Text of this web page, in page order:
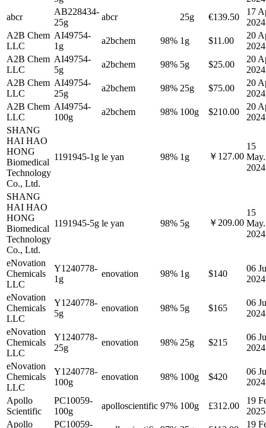
abcr
AB228434-
25g
abcr 25g €139.50
17
2024
A2B Chem
LLC
AI49754-
1g
a2bchem 98% 1g $11.00
20
2024
A2B Chem
LLC
AI49754-
5g
a2bchem 98% 5g $25.00
20
2024
A2B Chem
LLC
AI49754-
25g
a2bchem 98% 25g $75.00
20
2024
A2B Chem
LLC
AI49754-
100g
a2bchem 98% 100g $210.00
20
2024
SHANG
HAI HAO
HONG
Biomedical
Technology
Co., Ltd.
1191945-1g le yan 98% 1g ￥127.00
15
May.
2024
SHANG
HAI HAO
HONG
Biomedical
Technology
Co., Ltd.
1191945-5g le yan 98% 5g ￥209.00
15
May.
2024
eNovation
Chemicals
LLC
Y1240778-
1g
enovation 98% 1g $140
06
2024
eNovation
Chemicals
LLC
Y1240778-
5g
enovation 98% 5g $165
06
2024
eNovation
Chemicals
LLC
Y1240778-
25g
enovation 98% 25g $215
06
2024
eNovation
Chemicals
LLC
Y1240778-
100g
enovation 98% 100g $420
06
2024
Apollo
Scientific
PC10059-
100g
apolloscientific 97% 100g £312.00
19
2025
Apollo
PC10059- 19